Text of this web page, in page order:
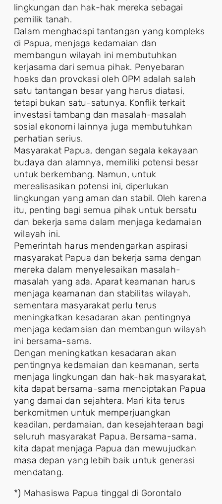
lingkungan dan hak-hak mereka sebagai
pemilik tanah.
Dalam menghadapi tantangan yang kompleks
di Papua, menjaga kedamaian dan
membangun wilayah ini membutuhkan
kerjasama dari semua pihak. Penyebaran
hoaks dan provokasi oleh OPM adalah salah
satu tantangan besar yang harus diatasi,
tetapi bukan satu-satunya. Konflik terkait
investasi tambang dan masalah-masalah
sosial ekonomi lainnya juga membutuhkan
perhatian serius.
Masyarakat Papua, dengan segala kekayaan
budaya dan alamnya, memiliki potensi besar
untuk berkembang. Namun, untuk
merealisasikan potensi ini, diperlukan
lingkungan yang aman dan stabil. Oleh karena
itu, penting bagi semua pihak untuk bersatu
dan bekerja sama dalam menjaga kedamaian
wilayah ini.
Pemerintah harus mendengarkan aspirasi
masyarakat Papua dan bekerja sama dengan
mereka dalam menyelesaikan masalah-
masalah yang ada. Aparat keamanan harus
menjaga keamanan dan stabilitas wilayah,
sementara masyarakat perlu terus
meningkatkan kesadaran akan pentingnya
menjaga kedamaian dan membangun wilayah
ini bersama-sama.
Dengan meningkatkan kesadaran akan
pentingnya kedamaian dan keamanan, serta
menjaga lingkungan dan hak-hak masyarakat,
kita dapat bersama-sama menciptakan Papua
yang damai dan sejahtera. Mari kita terus
berkomitmen untuk memperjuangkan
keadilan, perdamaian, dan kesejahteraan bagi
seluruh masyarakat Papua. Bersama-sama,
kita dapat menjaga Papua dan mewujudkan
masa depan yang lebih baik untuk generasi
mendatang.
*) Mahasiswa Papua tinggal di Gorontalo